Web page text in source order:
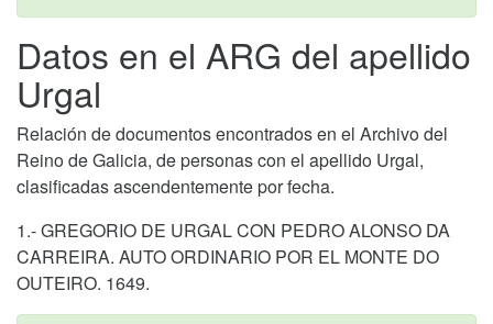
Datos en el ARG del apellido
Urgal
Relación de documentos encontrados en el Archivo del
Reino de Galicia, de personas con el apellido Urgal,
clasificadas ascendentemente por fecha.
1.- GREGORIO DE URGAL CON PEDRO ALONSO DA
CARREIRA. AUTO ORDINARIO POR EL MONTE DO
OUTEIRO. 1649.